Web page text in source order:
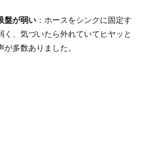
盤が弱い ：ホースをシンクに固定す
く、気づいたら外れていてヒヤッと
が多数ありました。